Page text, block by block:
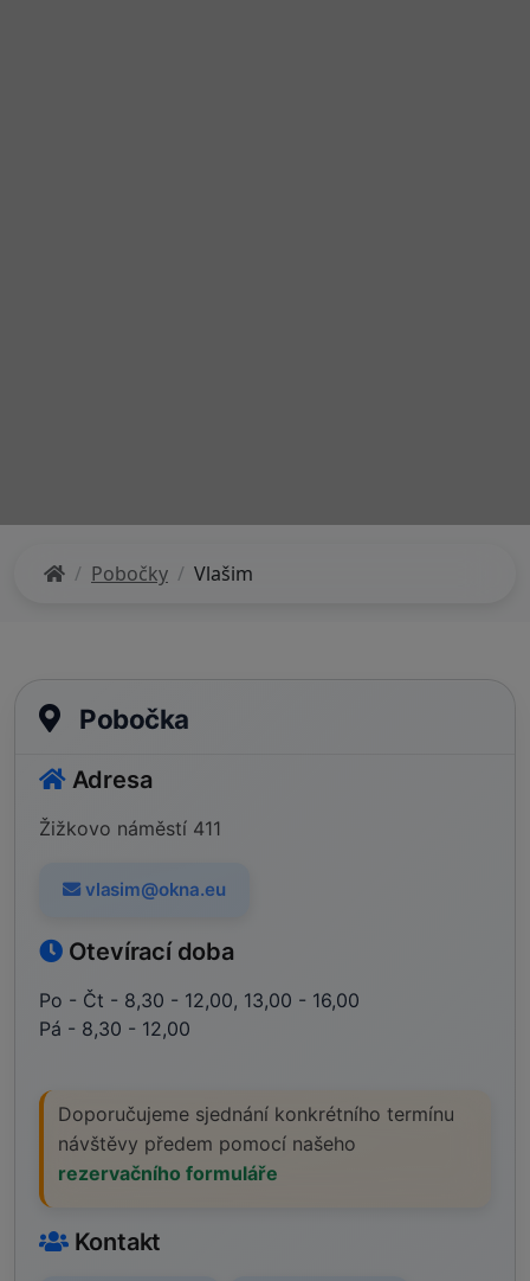
Pobočky Vlašim
Pobočka
Adresa
Žižkovo náměstí 411
vlasim@okna.eu
Otevírací doba
Po - Čt - 8,30 - 12,00, 13,00 - 16,00
Pá - 8,30 - 12,00
Doporučujeme sjednání konkrétního termínu
návštěvy předem pomocí našeho
rezervačního formuláře
Kontakt